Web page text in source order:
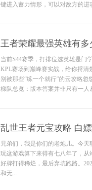
键进入蓄力情形，可以对敌方的
王者荣耀最强英雄有
当前S44赛季，打排位选英雄是门
KPL赛场到巅峰赛实战，给你捋清
别被那些“练一个就行”的云攻略
梯队总览：版本答案并非只有一
乱世王者元宝攻略 白
兄弟们，我是你们的老炮儿。今
玩这游戏算下来得有七八年了，
好牌打得稀烂，最后弃坑跑路。
和无...